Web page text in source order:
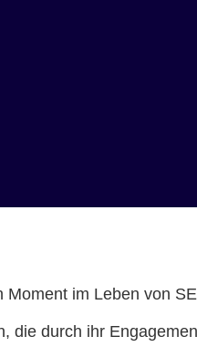
im Leben von
durch ihr